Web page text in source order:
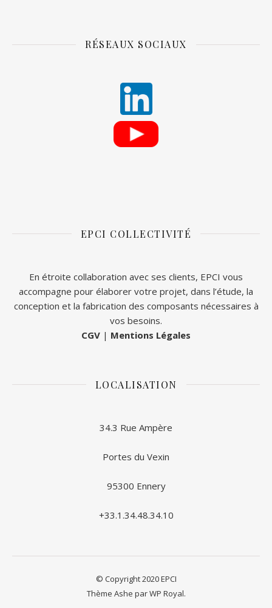
RÉSEAUX SOCIAUX
EPCI COLLECTIVITÉ
En étroite collaboration avec ses clients, EPCI vous
accompagne pour élaborer votre projet, dans l’étude, la
conception et la fabrication des composants nécessaires à
vos besoins.
CGV | Mentions Légales
LOCALISATION
34.3 Rue Ampère
Portes du Vexin
95300 Ennery
+33.1.34.48.34.10
© Copyright 2020 EPCI
Thème Ashe parWP Royal.